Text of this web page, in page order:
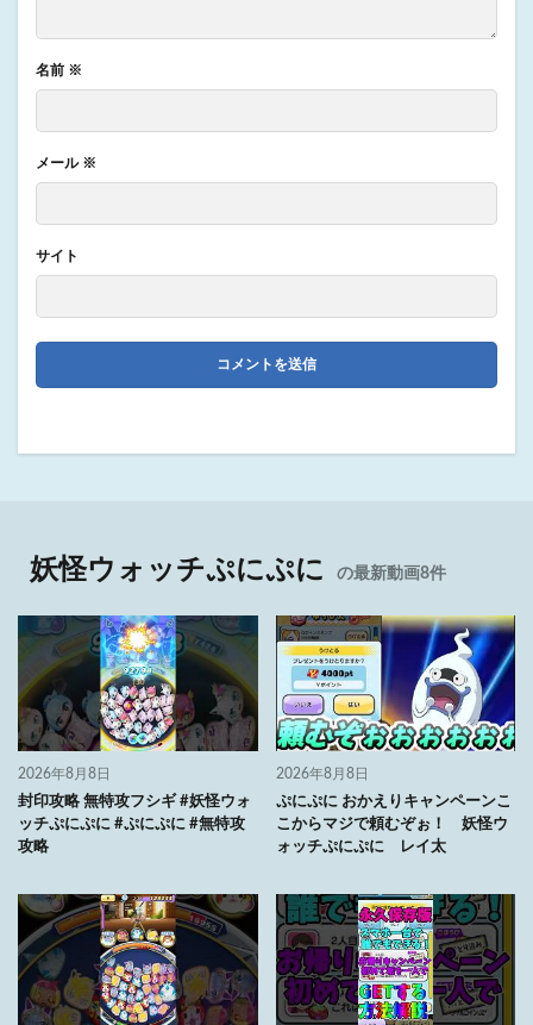
名前 ※
メール ※
サイト
妖怪ウォッチぷにぷに の最新動画8件
2026年8月8日
封印攻略 無特攻フシギ #妖怪ウォ
ッチぷにぷに #ぷにぷに #無特攻
攻略
2026年8月8日
ぷにぷに おかえりキャンペーンこ
こからマジで頼むぞぉ！ 妖怪ウ
ォッチぷにぷに レイ太